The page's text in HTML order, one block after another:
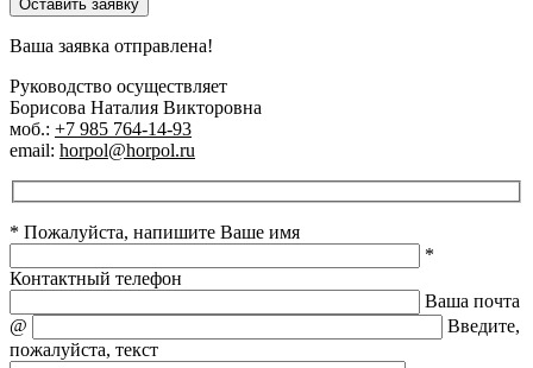
Оставить заявку
Ваша заявка отправлена!
Руководство осуществляет
Борисова Наталия Викторовна
моб.: +7 985 764-14-93
email: horpol@horpol.ru
* Пожалуйста, напишите Ваше имя
*
Контактный телефон
Ваша почта
@
Введите,
пожалуйста, текст